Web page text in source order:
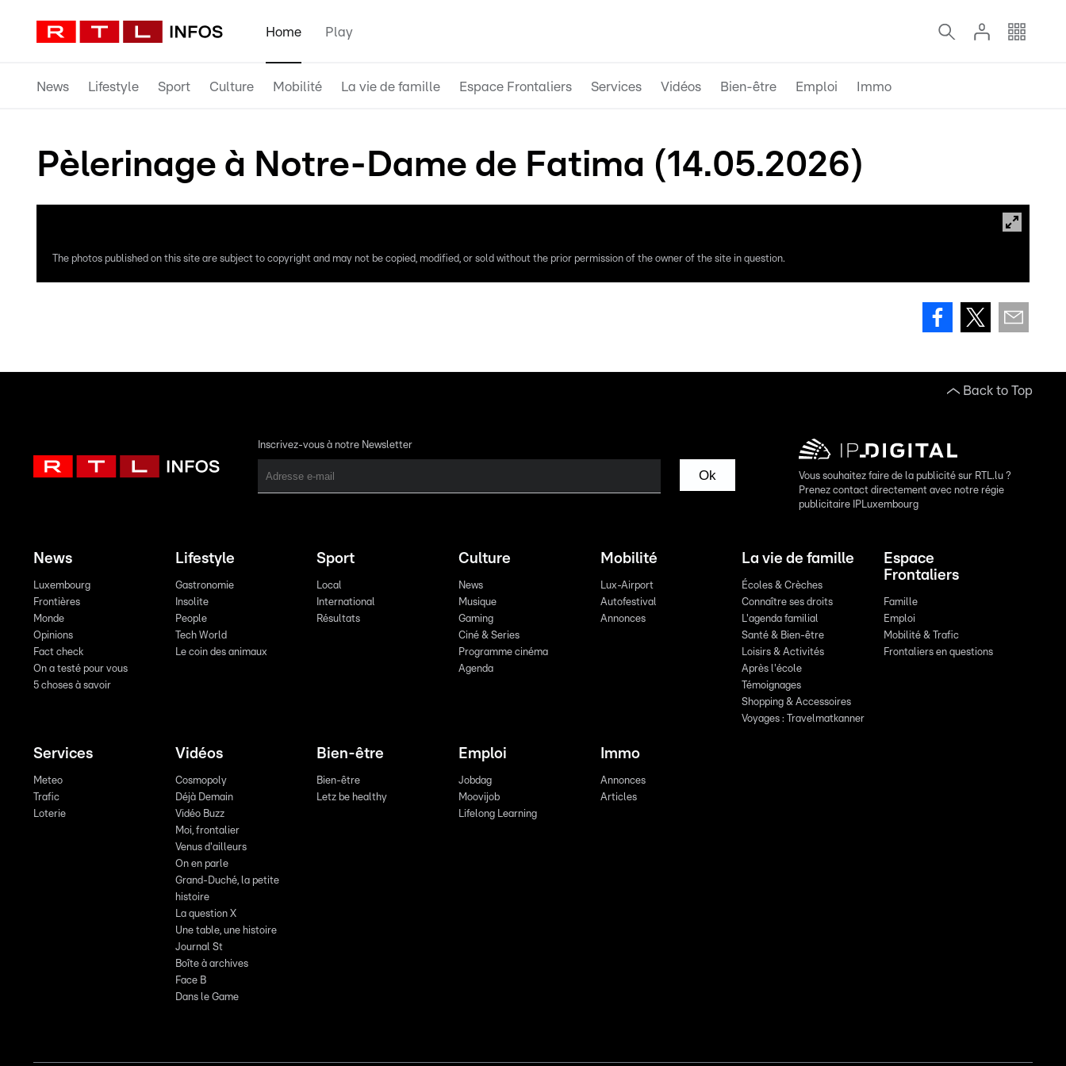
Home Play
News Lifestyle Sport Culture Mobilité La vie de famille Espace Frontaliers Services Vidéos Bien-être Emploi Immo
Pèlerinage à Notre-Dame de Fatima (14.05.2026)
The photos published on this site are subject to copyright and may not be copied, modified, or sold without the prior permission of the owner of the site in question.
Back to Top
Inscrivez-vous à notre Newsletter
Ok
Vous souhaitez faire de la publicité sur RTL.lu ?
Prenez contact directement avec notre régie
publicitaire IPLuxembourg
News
Luxembourg
Frontières
Monde
Opinions
Fact check
On a testé pour vous
5 choses à savoir
Lifestyle
Gastronomie
Insolite
People
Tech World
Le coin des animaux
Sport
Local
International
Résultats
Culture
News
Musique
Gaming
Ciné & Series
Programme cinéma
Agenda
Mobilité
Lux-Airport
Autofestival
Annonces
La vie de famille
Écoles & Crèches
Connaître ses droits
L'agenda familial
Santé & Bien-être
Loisirs & Activités
Après l'école
Témoignages
Shopping & Accessoires
Voyages : Travelmatkanner
Espace
Frontaliers
Famille
Emploi
Mobilité & Trafic
Frontaliers en questions
Services
Meteo
Trafic
Loterie
Vidéos
Cosmopoly
Déjà Demain
Vidéo Buzz
Moi, frontalier
Venus d'ailleurs
On en parle
Grand-Duché, la petite
histoire
La question X
Une table, une histoire
Journal St
Boîte à archives
Face B
Dans le Game
Bien-être
Bien-être
Letz be healthy
Emploi
Jobdag
Moovijob
Lifelong Learning
Immo
Annonces
Articles